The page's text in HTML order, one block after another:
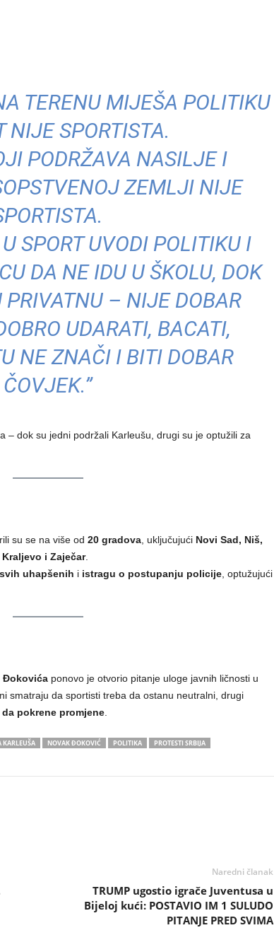
TERENU MIJEŠA POLITIKU
NIJE SPORTISTA.
PODRŽAVA NASILJE I
ZEMLJI NIJE
SPORT UVODI POLITIKU I
DA NE IDU U ŠKOLU, DOK
PRIVATNU – NIJE DOBAR
UDARATI, BACATI,
NE ZNAČI I BITI DOBAR
ČOVJEK.”
– dok su jedni podržali Karleušu, drugi su je optužili za
su se na više od 20 gradova, uključujući Novi Sad, Niš,
i Zaječar.
uhapšenih i istragu o postupanju policije, optužujući
Đokovićaponovo je otvorio pitanje uloge javnih ličnosti u
smatraju da sportisti treba da ostanu neutralni, drugi
pokrene promjene.
KARLEUŠA NOVAK ĐOKOVIĆ POLITIKA
PROTESTI SRBIJA
Naredni članak
TRUMP ugostio igrače Juventusa u
Bijeloj kući: POSTAVIO IM 1 SULUDO
PITANJE PRED SVIMA